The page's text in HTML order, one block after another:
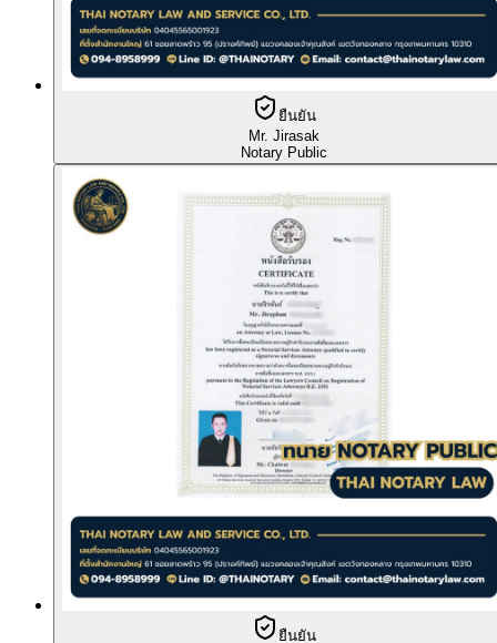
ยืนยัน
Mr. Jirasak
Notary Public
ยืนยัน